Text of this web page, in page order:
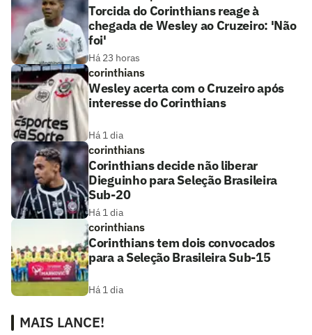
Torcida do Corinthians reage à
chegada de Wesley ao Cruzeiro: 'Não
foi'
Há 23 horas
corinthians
Wesley acerta com o Cruzeiro após
interesse do Corinthians
Há 1 dia
corinthians
Corinthians decide não liberar
Dieguinho para Seleção Brasileira
Sub-20
Há 1 dia
corinthians
Corinthians tem dois convocados
para a Seleção Brasileira Sub-15
Há 1 dia
MAIS LANCE!